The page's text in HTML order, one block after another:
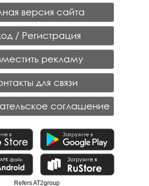
Refers AT2group